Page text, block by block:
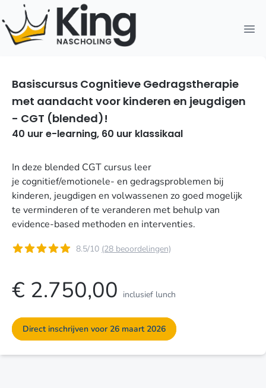
Basiscursus Cognitieve Gedragstherapie
met aandacht voor kinderen en jeugdigen
- CGT (blended)!
40 uur e-learning, 60 uur klassikaal
In deze blended CGT cursus leer
je cognitief/emotionele- en gedragsproblemen bij
kinderen, jeugdigen en volwassenen zo goed mogelijk
te verminderen of te veranderen met behulp van
evidence-based methoden en interventies.
8.5/10 (28 beoordelingen)
€ 2.750,00 inclusief lunch
Direct inschrijven voor 26 maart 2026